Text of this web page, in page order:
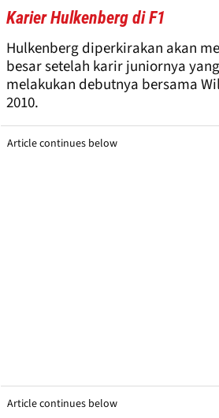
Karier Hulkenberg di F1
Hulkenberg diperkirakan akan
besar setelah karir juniornya
melakukan debutnya bersama
2010.
Article continues below
Article continues below